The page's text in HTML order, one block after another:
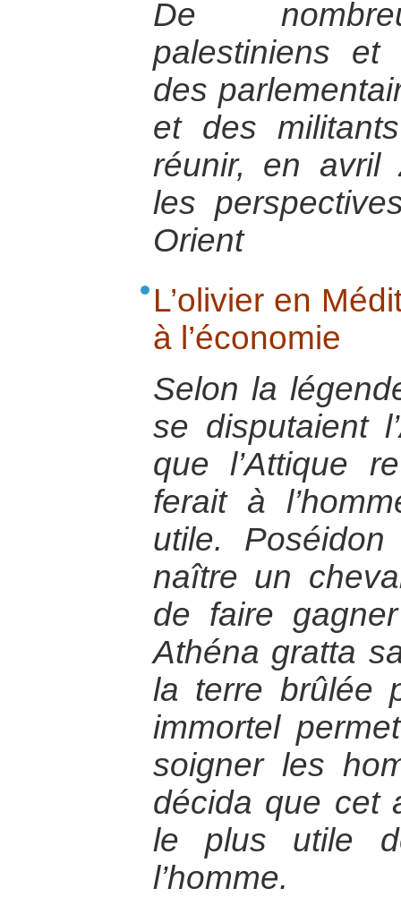
De
palestiniens et
des
et des
réunir, en avril
les
Orient
L’olivier en
à l’économie
Selon la
se disputaient
que l’Attique
ferait à
utile.
naître un
de faire
Athéna gratta
la terre brûlée
immortel
soigner les
décida que cet
le plus utile
l’homme.